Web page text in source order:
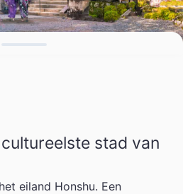
stad van
eiland Honshu. Een